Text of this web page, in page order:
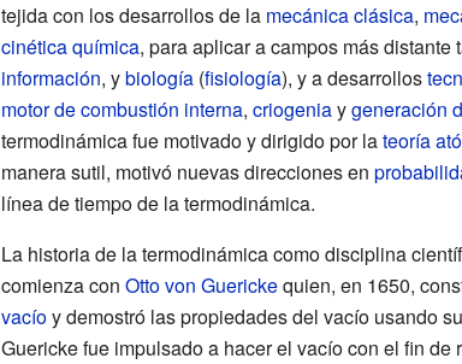
tejida con los desarrollos de la mecánica clásica,
cinética química, para aplicar a campos más distante
información, ybiología(fisiología), y a desarrollos
motor de combustión interna, criogeniaygeneración
termodinámica fue motivado y dirigido por lateoría
manera sutil, motivó nuevas direcciones en
línea de tiempo de la termodinámica.
La historia de la termodinámica como disciplina
comienza con Otto von Guerickequien, en 1650,
vacíoy demostró las propiedades del vacío usando
Guericke fue impulsado a hacer el vacío con el fin